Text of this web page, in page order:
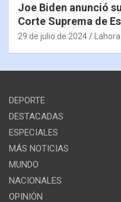
Joe Biden anunció
Corte Suprema de
29 de julio de 2024
DEPORTE
DESTACADAS
ESPECIALES
MÁS NOTICIAS
MUNDO
NACIONALES
OPINIÓN